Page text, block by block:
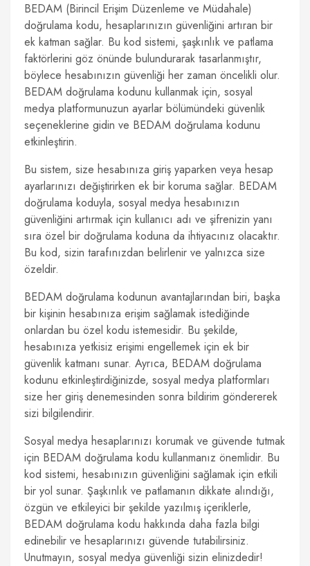
BEDAM (Birincil Erişim Düzenleme ve Müdahale)
doğrulama kodu, hesaplarınızın güvenliğini artıran bir
ek katman sağlar. Bu kod sistemi, şaşkınlık ve patlama
faktörlerini göz önünde bulundurarak tasarlanmıştır,
böylece hesabınızın güvenliği her zaman öncelikli olur.
BEDAM doğrulama kodunu kullanmak için, sosyal
medya platformunuzun ayarlar bölümündeki güvenlik
seçeneklerine gidin ve BEDAM doğrulama kodunu
etkinleştirin.
Bu sistem, size hesabınıza giriş yaparken veya hesap
ayarlarınızı değiştirirken ek bir koruma sağlar. BEDAM
doğrulama koduyla, sosyal medya hesabınızın
güvenliğini artırmak için kullanıcı adı ve şifrenizin yanı
sıra özel bir doğrulama koduna da ihtiyacınız olacaktır.
Bu kod, sizin tarafınızdan belirlenir ve yalnızca size
özeldir.
BEDAM doğrulama kodunun avantajlarından biri, başka
bir kişinin hesabınıza erişim sağlamak istediğinde
onlardan bu özel kodu istemesidir. Bu şekilde,
hesabınıza yetkisiz erişimi engellemek için ek bir
güvenlik katmanı sunar. Ayrıca, BEDAM doğrulama
kodunu etkinleştirdiğinizde, sosyal medya platformları
size her giriş denemesinden sonra bildirim göndererek
sizi bilgilendirir.
Sosyal medya hesaplarınızı korumak ve güvende tutmak
için BEDAM doğrulama kodu kullanmanız önemlidir. Bu
kod sistemi, hesabınızın güvenliğini sağlamak için etkili
bir yol sunar. Şaşkınlık ve patlamanın dikkate alındığı,
özgün ve etkileyici bir şekilde yazılmış içeriklerle,
BEDAM doğrulama kodu hakkında daha fazla bilgi
edinebilir ve hesaplarınızı güvende tutabilirsiniz.
Unutmayın, sosyal medya güvenliği sizin elinizdedir!